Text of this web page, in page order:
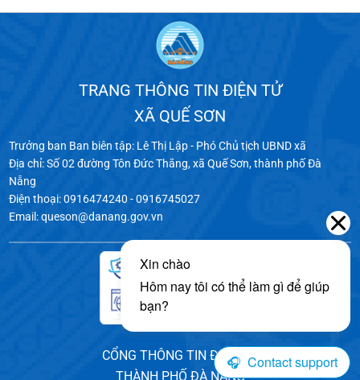
TRANG THÔNG TIN ĐIỆN TỬ
XÃ QUẾ SƠN
Trưởng ban Ban biên tập: Lê Thị Lập - Phó Chủ tịch UBND xã
Địa chỉ: Số 02 đường Tôn Đức Thắng, xã Quế Sơn, thành phố Đà
Nẵng
Điện thoại: 0916474240 - 0916745027
Email: queson@danang.gov.vn
CỔNG THÔNG TIN ĐIỆN TỬ
THÀNH PHỐ ĐÀ NẴNG